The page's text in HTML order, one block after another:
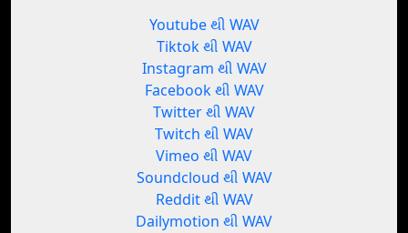
Youtube થી WAV
Tiktok થી WAV
Instagram થી WAV
Facebook થી WAV
Twitter થી WAV
Twitch થી WAV
Vimeo થી WAV
Soundcloud થી WAV
Reddit થી WAV
Dailymotion થી WAV